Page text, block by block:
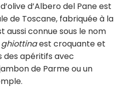
d’Albero del Pane est
de Toscane, fabriquée à la
aussi connue sous le nom
ghiottinaest croquante et
des apéritifs avec
de Parme ou un